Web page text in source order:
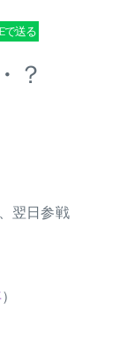
で送る
？
翌日参戦
）